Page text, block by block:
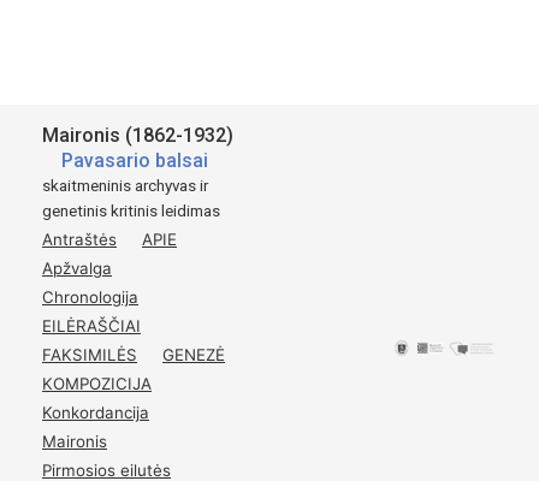
Pavasario Balsai
Tilźėje.
1895
Kasztu autoriaus.
10-11
Maironis (1862-1932)
Pavasario balsai
skaitmeninis archyvas ir
genetinis kritinis leidimas
Antraštės
APIE
Apžvalga
Chronologija
EILĖRAŠČIAI
FAKSIMILĖS
GENEZĖ
KOMPOZICIJA
Konkordancija
Maironis
Pirmosios eilutės